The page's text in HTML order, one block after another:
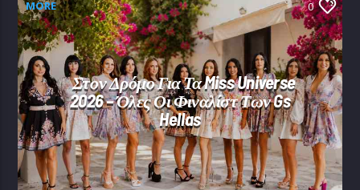
MORE 0
Στον Δρόμο Για Τα Miss Universe
2026 – Όλες Οι Φιναλίστ Των Gs
Hellas